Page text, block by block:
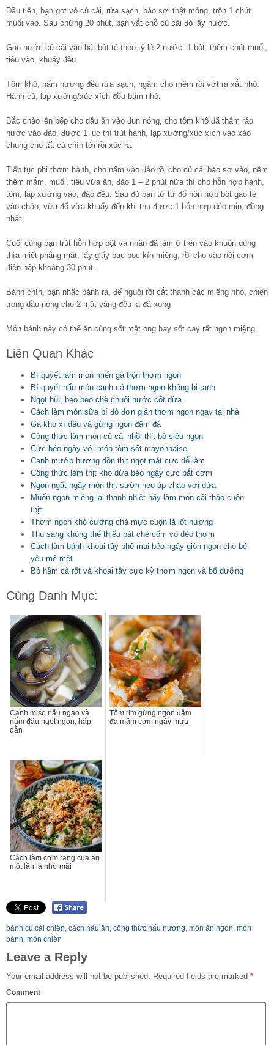
Đầu tiên, bạn gọt vỏ củ cải, rửa sạch, bào sợi thật mỏng, trộn 1 chút
muối vào. Sau chừng 20 phút, bạn vắt chỗ củ cải đó lấy nước.
Gạn nước củ cải vào bát bột tẻ theo tỷ lệ 2 nước: 1 bột, thêm chút muối,
tiêu vào, khuấy đều.
Tôm khô, nấm hương đều rửa sạch, ngâm cho mềm rồi vớt ra xắt nhỏ.
Hành củ, lạp xưởng/xúc xích đều băm nhỏ.
Bắc chảo lên bếp cho dầu ăn vào đun nóng, cho tôm khô đã thấm ráo
nước vào đảo, được 1 lúc thì trút hành, lạp xưởng/xúc xích vào xào
chung cho tất cả chín tới rồi xúc ra.
Tiếp tục phi thơm hành, cho nấm vào đảo rồi cho củ cải bào sợ vào, nêm
thêm mắm, muối, tiêu vừa ăn, đảo 1 – 2 phút nữa thì cho hỗn hợp hành,
tôm, lạp xưởng vào, đảo đều. Sau đó bạn từ từ đổ hỗn hợp bột gạo tẻ
vào chảo, vừa đổ vừa khuấy đến khi thu được 1 hỗn hợp dẻo mịn, đồng
nhất.
Cuối cùng bạn trút hỗn hợp bột và nhân đã làm ở trên vào khuôn dùng
thìa miết phẳng mặt, lấy giấy bạc bọc kín miệng, rồi cho vào nồi cơm
điện hấp khoảng 30 phút.
Bánh chín, bạn nhấc bánh ra, để nguội rồi cắt thành các miếng nhỏ, chiên
trong dầu nóng cho 2 mặt vàng đều là đã xong
Món bánh này có thể ăn cùng sốt mật ong hay sốt cay rất ngon miệng.
Liên Quan Khác
Bí quyết làm món miến gà trộn thơm ngon
Bí quyết nấu món canh cá thơm ngon không bị tanh
Ngọt bùi, beo béo chè chuối nước cốt dừa
Cách làm món sữa bí đỏ đơn giản thơm ngon ngay tại nhà
Gà kho xì dầu và gừng ngon đậm đà
Công thức làm món củ cải nhồi thịt bò siêu ngon
Cực béo ngậy với món tôm sốt mayonnaise
Canh mướp hương dồn thịt ngọt mát cực dễ làm
Công thức làm thịt kho dừa béo ngậy cực bắt cơm
Ngon ngất ngây món thịt sườn heo áp chảo với dứa
Muốn ngon miệng lại thanh nhiệt hãy làm món cải thảo cuộn
thịt
Thơm ngon khó cưỡng chả mực cuộn lá lốt nướng
Thu sang không thể thiếu bát chè cốm vò dẻo thơm
Cách làm bánh khoai tây phô mai béo ngậy giòn ngon cho bé
yêu mê mệt
Bò hầm cà rốt và khoai tây cực kỳ thơm ngon và bổ dưỡng
Cùng Danh Mục:
Canh miso nấu ngao và
nấm đậu ngọt ngon, hấp
dẫn
Tôm rim gừng ngon đậm
đà mâm cơm ngày mưa
Cách làm cơm rang cua ăn
một lần là nhớ mãi
bánh củ cải chiên, cách nấu ăn, công thức nấu nướng, món ăn ngon, món
bánh, món chiên
Leave a Reply
Your email address will not be published. Required fields are marked *
Comment